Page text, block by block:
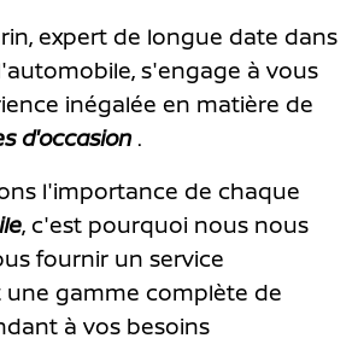
expert de longue date dans
s'engage à vous
inégalée en matière de
d'occasion .
l'importance de chaque
, c'est pourquoi nous nous
fournir un service
une gamme complète de
à vos besoins